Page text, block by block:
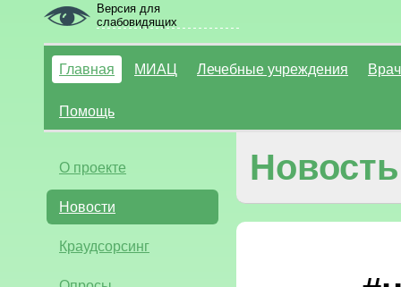
Версия для
слабовидящих
Главная МИАЦ Лечебные учреждения
Помощь
О проекте
Новости
Краудсорсинг
Новость